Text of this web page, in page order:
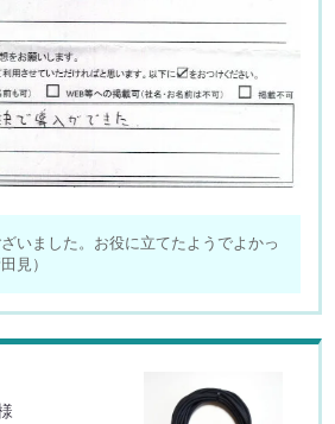
いました。お役に立てたようでよかっ
見）